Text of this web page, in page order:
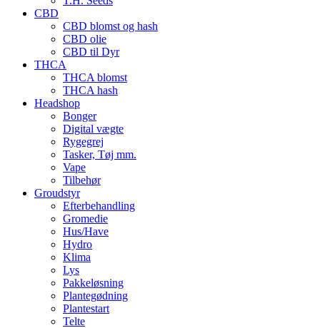
CBD
CBD blomst og hash
CBD olie
CBD til Dyr
THCA
THCA blomst
THCA hash
Headshop
Bonger
Digital vægte
Rygegrej
Tasker, Tøj mm.
Vape
Tilbehør
Groudstyr
Efterbehandling
Gromedie
Hus/Have
Hydro
Klima
Lys
Pakkeløsning
Plantegødning
Plantestart
Telte